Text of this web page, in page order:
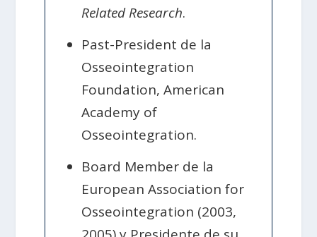
Related Research.
Past-President de la
Osseointegration
Foundation, American
Academy of
Osseointegration.
Board Member de la
European Association for
Osseointegration (2003,